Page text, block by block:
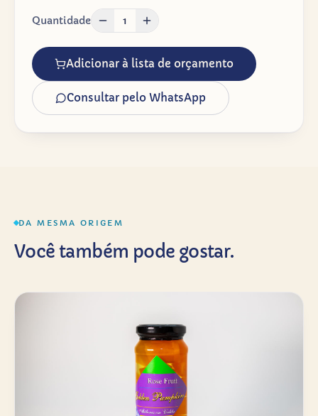
Quantidade 1
Adicionar à lista de orçamento
Consultar pelo WhatsApp
DA MESMA ORIGEM
Você também pode gostar.